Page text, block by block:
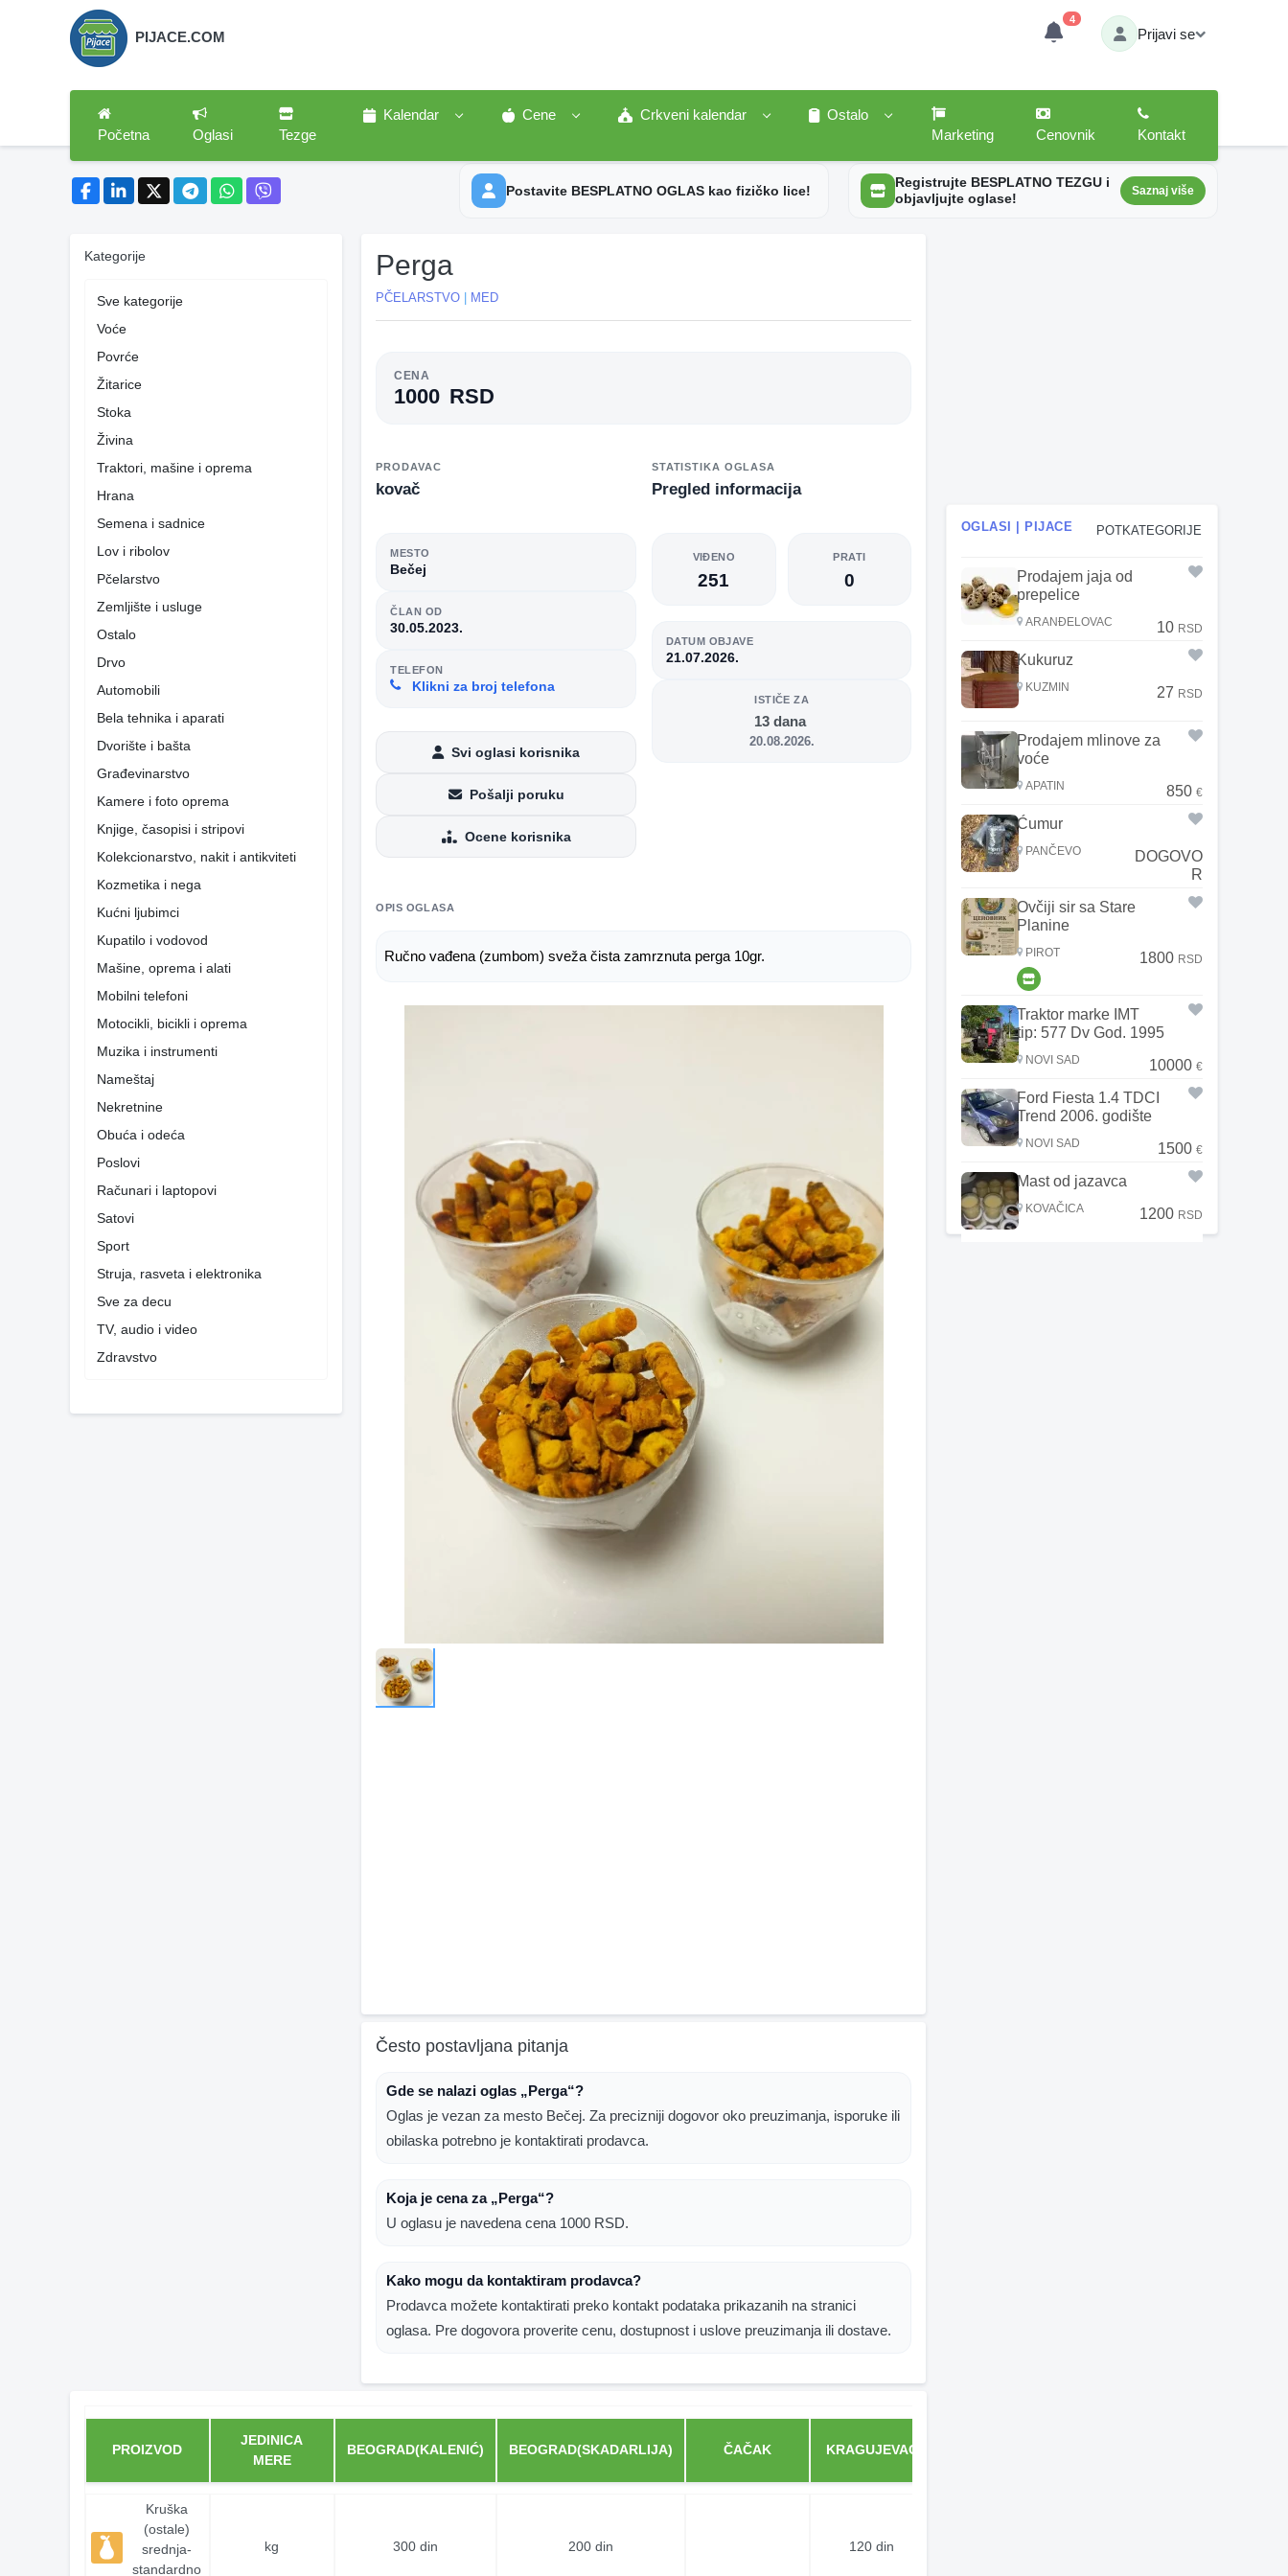
PIJACE.COM
4
Prijavi se
Početna Oglasi Tezge
Kalendar Cene Crkveni kalendar
Ostalo
Marketing
Cenovnik Kontakt
Postavite BESPLATNO OGLAS kao fizičko lice!
Registrujte BESPLATNO TEZGU i
objavljujte oglase!
Saznaj više
Kategorije
Sve kategorije
Voće
Povrće
Žitarice
Stoka
Živina
Traktori, mašine i oprema
Hrana
Semena i sadnice
Lov i ribolov
Pčelarstvo
Zemljište i usluge
Ostalo
Drvo
Automobili
Bela tehnika i aparati
Dvorište i bašta
Građevinarstvo
Kamere i foto oprema
Knjige, časopisi i stripovi
Kolekcionarstvo, nakit i antikviteti
Kozmetika i nega
Kućni ljubimci
Kupatilo i vodovod
Mašine, oprema i alati
Mobilni telefoni
Motocikli, bicikli i oprema
Muzika i instrumenti
Nameštaj
Nekretnine
Obuća i odeća
Poslovi
Računari i laptopovi
Satovi
Sport
Struja, rasveta i elektronika
Sve za decu
TV, audio i video
Zdravstvo
Perga
PČELARSTVO MED
CENA
1000 RSD
PRODAVAC
kovač
MESTO
Bečej
ČLAN OD
30.05.2023.
TELEFON
Klikni za broj telefona
Svi oglasi korisnika
Pošalji poruku
Ocene korisnika
STATISTIKA OGLASA
Pregled informacija
VIĐENO
251
PRATI
0
DATUM OBJAVE
21.07.2026.
ISTIČE ZA
13 dana
20.08.2026.
OPIS OGLASA
Ručno vađena (zumbom) sveža čista zamrznuta perga 10gr.
Često postavljana pitanja
Gde se nalazi oglas „Perga“?
Oglas je vezan za mesto Bečej. Za precizniji dogovor oko preuzimanja, isporuke ili
obilaska potrebno je kontaktirati prodavca.
Koja je cena za „Perga“?
U oglasu je navedena cena 1000 RSD.
Kako mogu da kontaktiram prodavca?
Prodavca možete kontaktirati preko kontakt podataka prikazanih na stranici
oglasa. Pre dogovora proverite cenu, dostupnost i uslove preuzimanja ili dostave.
PROIZVOD
JEDINICA
MERE
BEOGRAD(KALENIĆ) BEOGRAD(SKADARLIJA) ČAČAK KRAGUJEVAC
Kruška
(ostale)
srednja-
standardno
kg 300 din 200 din 120 din
POTKATEGORIJE
OGLASI | PIJACE
Prodajem jaja od
prepelice
ARANĐELOVAC 10 RSD
Kukuruz
KUZMIN 27 RSD
Prodajem mlinove za
voće
APATIN 850 €
Ćumur
PANČEVO
DOGOVO
R
Ovčiji sir sa Stare
Planine
PIROT 1800 RSD
Traktor marke IMT
tip: 577 Dv God. 1995
NOVI SAD 10000 €
Ford Fiesta 1.4 TDCI
Trend 2006. godište
NOVI SAD 1500 €
Mast od jazavca
KOVAČICA 1200 RSD